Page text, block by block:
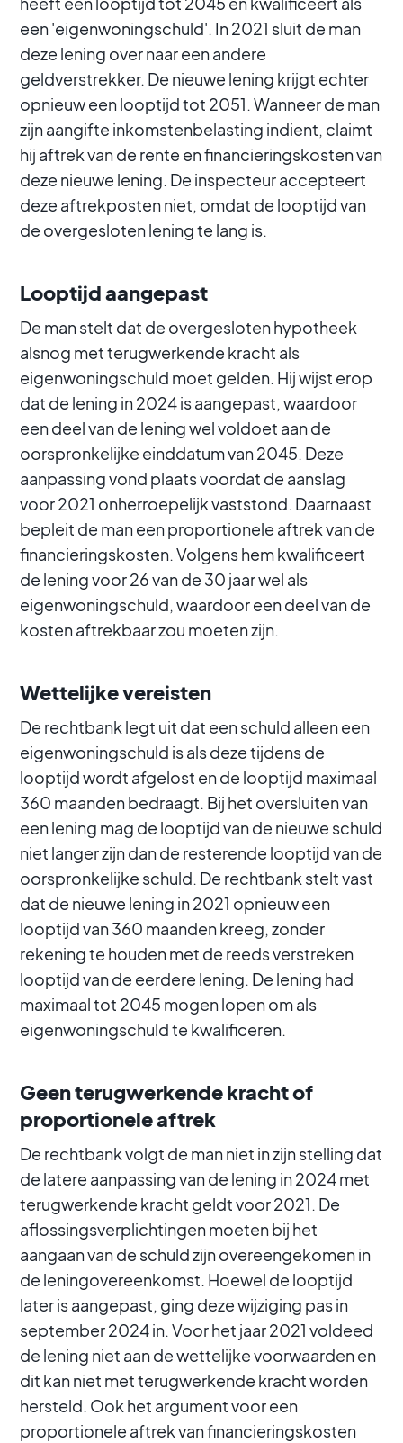
een 'eigenwoningschuld'. In 2021 sluit de man
deze lening over naar een andere
geldverstrekker. De nieuwe lening krijgt echter
opnieuw een looptijd tot 2051. Wanneer de man
zijn aangifte inkomstenbelasting indient, claimt
hij aftrek van de rente en financieringskosten van
deze nieuwe lening. De inspecteur accepteert
deze aftrekposten niet, omdat de looptijd van
de overgesloten lening te lang is.
Looptijd aangepast
De man stelt dat de overgesloten hypotheek
alsnog met terugwerkende kracht als
eigenwoningschuld moet gelden. Hij wijst erop
dat de lening in 2024 is aangepast, waardoor
een deel van de lening wel voldoet aan de
oorspronkelijke einddatum van 2045. Deze
aanpassing vond plaats voordat de aanslag
voor 2021 onherroepelijk vaststond. Daarnaast
bepleit de man een proportionele aftrek van de
financieringskosten. Volgens hem kwalificeert
de lening voor 26 van de 30 jaar wel als
eigenwoningschuld, waardoor een deel van de
kosten aftrekbaar zou moeten zijn.
Wettelijke vereisten
De rechtbank legt uit dat een schuld alleen een
eigenwoningschuld is als deze tijdens de
looptijd wordt afgelost en de looptijd maximaal
360 maanden bedraagt. Bij het oversluiten van
een lening mag de looptijd van de nieuwe schuld
niet langer zijn dan de resterende looptijd van de
oorspronkelijke schuld. De rechtbank stelt vast
dat de nieuwe lening in 2021 opnieuw een
looptijd van 360 maanden kreeg, zonder
rekening te houden met de reeds verstreken
looptijd van de eerdere lening. De lening had
maximaal tot 2045 mogen lopen om als
eigenwoningschuld te kwalificeren.
Geen terugwerkende kracht of
proportionele aftrek
De rechtbank volgt de man niet in zijn stelling dat
de latere aanpassing van de lening in 2024 met
terugwerkende kracht geldt voor 2021. De
aflossingsverplichtingen moeten bij het
aangaan van de schuld zijn overeengekomen in
de leningovereenkomst. Hoewel de looptijd
later is aangepast, ging deze wijziging pas in
september 2024 in. Voor het jaar 2021 voldeed
de lening niet aan de wettelijke voorwaarden en
dit kan niet met terugwerkende kracht worden
hersteld. Ook het argument voor een
proportionele aftrek van financieringskosten